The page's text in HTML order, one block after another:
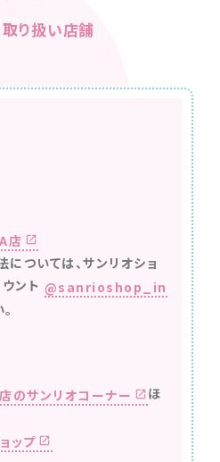
取り扱い店舗
店
ついては、サンリオショ
ント @sanrioshop_in
のサンリオコーナー
ほ
ップ